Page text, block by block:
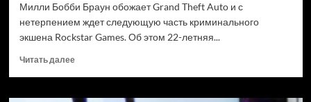
Милли Бобби Браун обожает Grand Theft Auto и с
нетерпением ждет следующую часть криминального
экшена Rockstar Games. Об этом 22-летняя...
Читать далееПрочитать
Звезда